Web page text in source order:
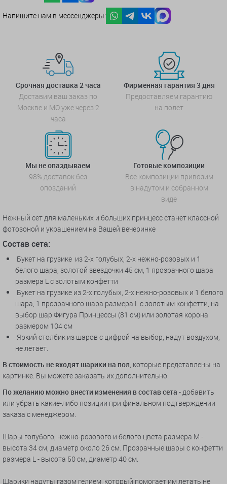
Напишите нам в мессенджеры:
Срочная доставка 2 часа
Доставим ваш заказ по
Москве и МО уже через 2
часа
Фирменная гарантия 3 дня
Предоставляем гарантию
на полет
Мы не опаздываем
98% доставок без
опозданий
Готовые композиции
Все композиции привозим
в надутом и собранном
виде
Нежный сет для маленьких и больших принцесс станет классной
фотозоной и украшением на Вашей вечеринке
Состав сета:
Букет на грузике из 2-х голубых, 2-х нежно-розовых и 1
белого шара, золотой звездочки 45 см, 1 прозрачного шара
размера L с золотым конфетти
Букет на грузике из 2-х голубых, 2-х нежно-розовых и 1 белого
шара, 1 прозрачного шара размера L с золотым конфетти, на
выбор шар Фигура Принцессы (81 см) или золотая корона
размером 104 см
Яркий столбик из шаров с цифрой на выбор, надут воздухом,
не летает.
В стоимость не входят шарики на пол, которые представлены на
картинке. Вы можете заказать их дополнительно.
По желанию можно внести изменения в состав сета - добавить
или убрать какие-либо позиции при финальном подтверждении
заказа с менеджером.
Шары голубого, нежно-розового и белого цвета размера M -
высота 34 см, диаметр около 26 см. Прозрачные шары с конфетти
размера L - высота 50 см, диаметр 40 см.
Шарики надуты газом гелием, который помогает им летать не